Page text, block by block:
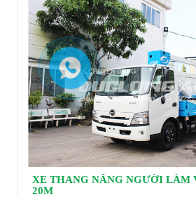
XE THANG NÂNG NGƯỜI LÀM
20M